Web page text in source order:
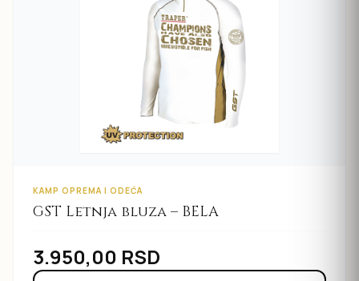
KAMP OPREMA I ODEĆA
GST Letnja bluza – BELA
3.950,00 RSD